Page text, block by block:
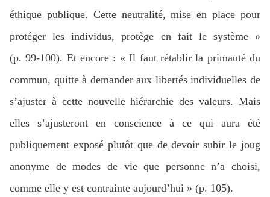
éthique publique. Cette neutralité, mise en place pour
protéger les individus, protège en fait le système »
(p. 99-100). Et encore : « Il faut rétablir la primauté du
commun, quitte à demander aux libertés individuelles de
s’ajuster à cette nouvelle hiérarchie des valeurs. Mais
elles s’ajusteront en conscience à ce qui aura été
publiquement exposé plutôt que de devoir subir le joug
anonyme de modes de vie que personne n’a choisi,
comme elle y est contrainte aujourd’hui » (p. 105).